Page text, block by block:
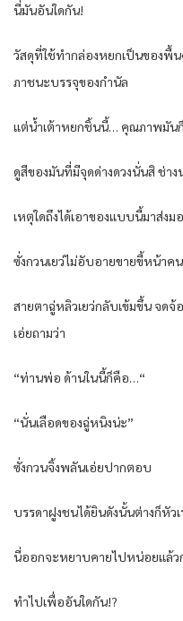
นี่มันอันใดกัน!
วัสดุที่ใช้ทำกล่องหยกเป็นของพื้น
ภาชนะบรรจุของกำนัล
แต่น้ำเต้าหยกชิ้นนี้… คุณภาพมันก็
ดูสีของมันที่มีจุดด่างดวงนั่นสิ ช่าง
เหตุใดถึงได้เอาของแบบนี้มาส่งม
ซั่งกวนเยว่ไม่อับอายขายขี้หน้าค
สายตาฉู่หลิวเยว่กลับเข้มขึ้น จด
เอ่ยถามว่า
“ท่านพ่อ ด้านในนี้ก็คือ…“
“นั่นเลือดของฉู่หนิงน่ะ”
ซั่งกวนจิ้งพลันเอ่ยปากตอบ
บรรดาฝูงชนได้ยินดังนั้นต่างก็หัวเ
นี่ออกจะหยาบคายไปหน่อยแล้ว
ทำไปเพื่ออันใดกัน!?